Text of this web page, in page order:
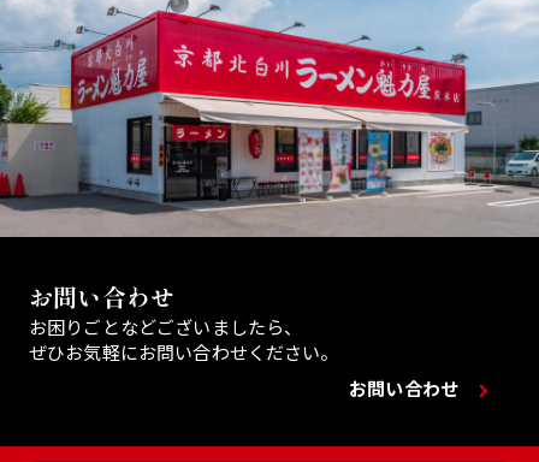
お問い合わせ
お困りごとなどございましたら、
ぜひお気軽にお問い合わせください。
お問い合わせ